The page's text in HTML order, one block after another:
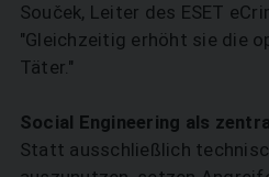
Souček, Leiter des ESET
"Gleichzeitig erhöht sie die
Täter."
Social Engineering als
Statt ausschließlich